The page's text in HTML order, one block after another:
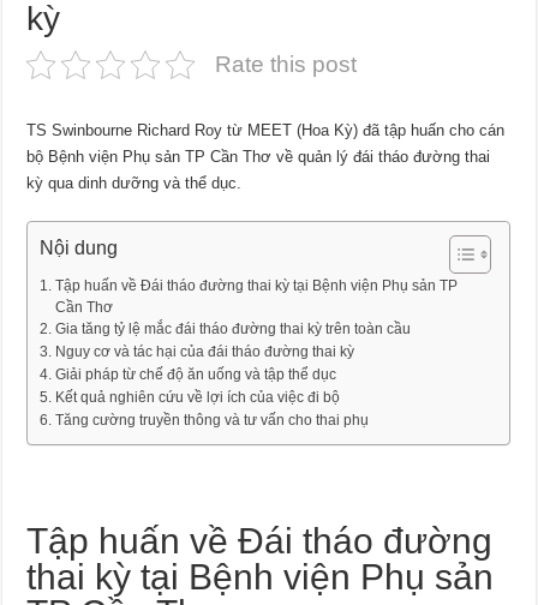
kỳ
Rate this post
TS Swinbourne Richard Roy từ MEET (Hoa Kỳ) đã tập huấn cho cán
bộ Bệnh viện Phụ sản TP Cần Thơ về quản lý đái tháo đường thai
kỳ qua dinh dưỡng và thể dục.
Nội dung
Tập huấn về Đái tháo đường thai kỳ tại Bệnh viện Phụ sản TP
Cần Thơ
Gia tăng tỷ lệ mắc đái tháo đường thai kỳ trên toàn cầu
Nguy cơ và tác hại của đái tháo đường thai kỳ
Giải pháp từ chế độ ăn uống và tập thể dục
Kết quả nghiên cứu về lợi ích của việc đi bộ
Tăng cường truyền thông và tư vấn cho thai phụ
Tập huấn về Đái tháo đường
thai kỳ tại Bệnh viện Phụ sản